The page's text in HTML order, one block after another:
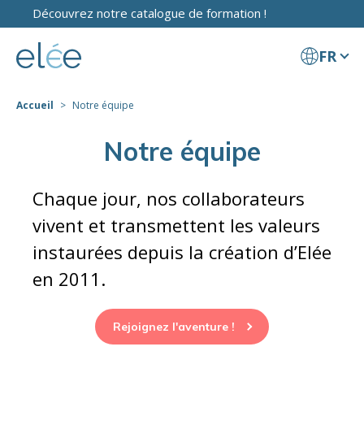
Découvrez notre catalogue de formation !
FR
Accueil Notre équipe
Notre équipe
Chaque jour, nos collaborateurs
vivent et transmettent les valeurs
instaurées depuis la création d’Elée
en 2011.
Rejoignez l'aventure !